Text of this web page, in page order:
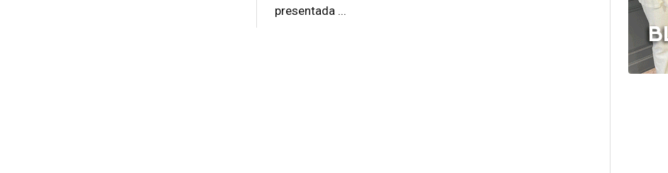
presentada ...